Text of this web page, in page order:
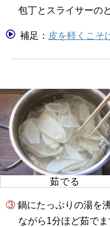
包丁とスライサーの
補足： 皮を軽くこそ
茹でる
③ 鍋にたっぷりの湯を沸かし、新生姜を加え、たまに混ぜ
ながら1分ほど茹でま